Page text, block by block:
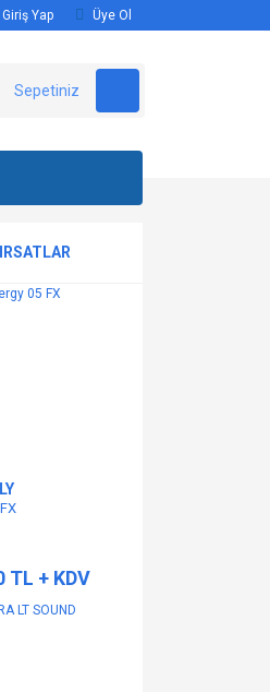
Giriş Yap Üye Ol
Sepetiniz
TL + KDV